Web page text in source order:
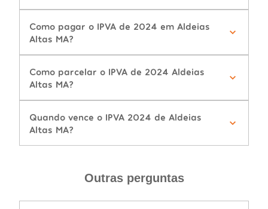
Como pagar o IPVA de 2024 em Aldeias
Altas MA?
Como parcelar o IPVA de 2024 Aldeias
Altas MA?
Quando vence o IPVA 2024 de Aldeias
Altas MA?
Outras perguntas